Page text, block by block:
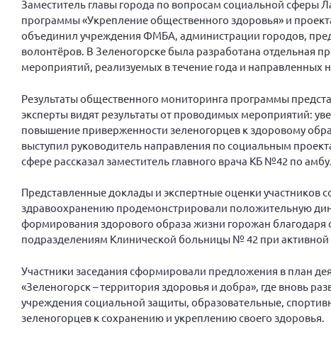
Заместитель главы города по вопросам социальной сферы
программы «Укрепление общественного здоровья» и
объединил учреждения ФМБА, администрации городов,
волонтёров. В Зеленогорске была разработана отдельная
мероприятий, реализуемых в течение года и
Результаты общественного мониторинга программы
эксперты видят результаты от проводимых мероприятий:
повышение приверженности зеленогорцев к здоровому
выступил руководитель направления по социальным
сфере рассказал заместитель главного врача КБ №42 по
Представленные доклады и экспертные оценки участников
здравоохранению продемонстрировали положительную
формирования здорового образа жизни горожан
подразделениям Клинической больницы № 42 при
Участники заседания сформировали предложения в план
«Зеленогорск – территория здоровья и добра», где вновь
учреждения социальной защиты, образовательные,
зеленогорцев к сохранению и укреплению своего здоровья.